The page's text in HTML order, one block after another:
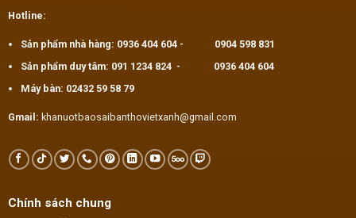
Hotline:
Sản phẩm nhà hàng: 0936 404 604- 0904 598 831
Sản phẩm duy tâm: 091 1234 824 -
0936 404 604
Máy bàn: 02432 59 58 79
Gmail: khanuotbaosaibanthovietxanh@gmail.com
Chính sách chung